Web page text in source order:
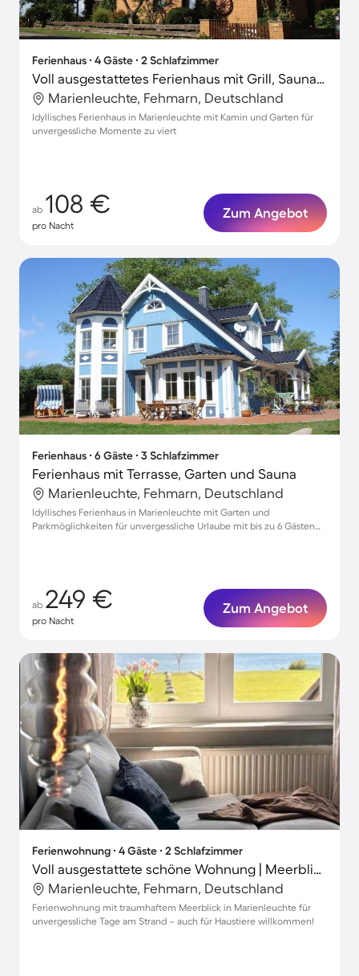
Ferienhaus ∙ 4 Gäste ∙ 2 Schlafzimmer
Voll ausgestattetes Ferienhaus mit Grill, Sauna und Terrasse | Strand in der Nähe
Marienleuchte, Fehmarn, Deutschland
Idyllisches Ferienhaus in Marienleuchte mit Kamin und Garten für
unvergessliche Momente zu viert
ab 108 €
pro Nacht
Zum Angebot
Ferienhaus ∙ 6 Gäste ∙ 3 Schlafzimmer
Ferienhaus mit Terrasse, Garten und Sauna
Marienleuchte, Fehmarn, Deutschland
Idyllisches Ferienhaus in Marienleuchte mit Garten und
Parkmöglichkeiten für unvergessliche Urlaube mit bis zu 6 Gästen
ab 249 €
pro Nacht
Zum Angebot
Ferienwohnung ∙ 4 Gäste ∙ 2 Schlafzimmer
Voll ausgestattete schöne Wohnung | Meerblick | Neben dem Strand | Hunde erlaubt
Marienleuchte, Fehmarn, Deutschland
Ferienwohnung mit traumhaftem Meerblick in Marienleuchte für
unvergessliche Tage am Strand – auch für Haustiere willkommen!